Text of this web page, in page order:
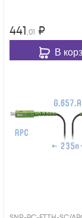
441,01 ₽
В